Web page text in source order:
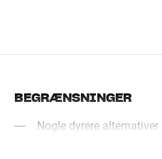
BEGRÆNSNINGER
Nogle dyrere